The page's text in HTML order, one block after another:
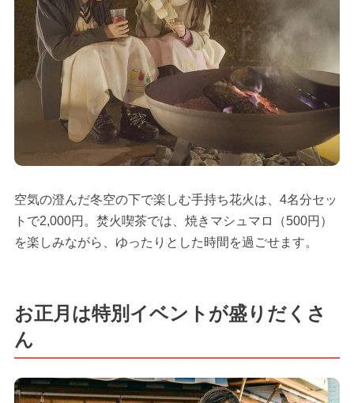
空気の澄んだ冬空の下で楽しむ手持ち花火は、4名分セッ
トで2,000円。焚火喫茶では、焼きマシュマロ（500円）
を楽しみながら、ゆったりとした時間を過ごせます。
お正月は特別イベントが盛りだくさ
ん